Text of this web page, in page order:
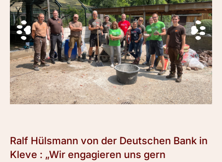
Ralf Hülsmann von der Deutschen Bank in
Kleve : „Wir engagieren uns gern